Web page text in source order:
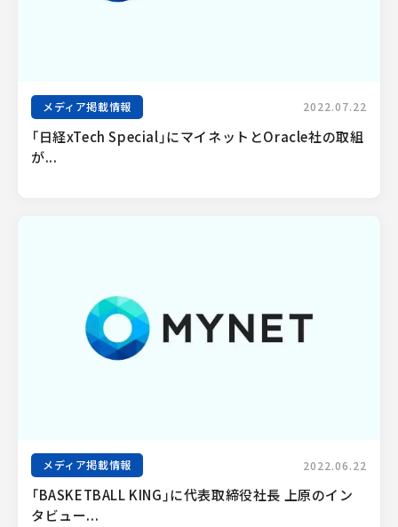
メディア掲載情報 2022.07.22
「日経xTech Special」にマイネットとOracle社の取組
が...
メディア掲載情報 2022.06.22
「BASKETBALL KING」に代表取締役社長 上原のイン
タビュー...